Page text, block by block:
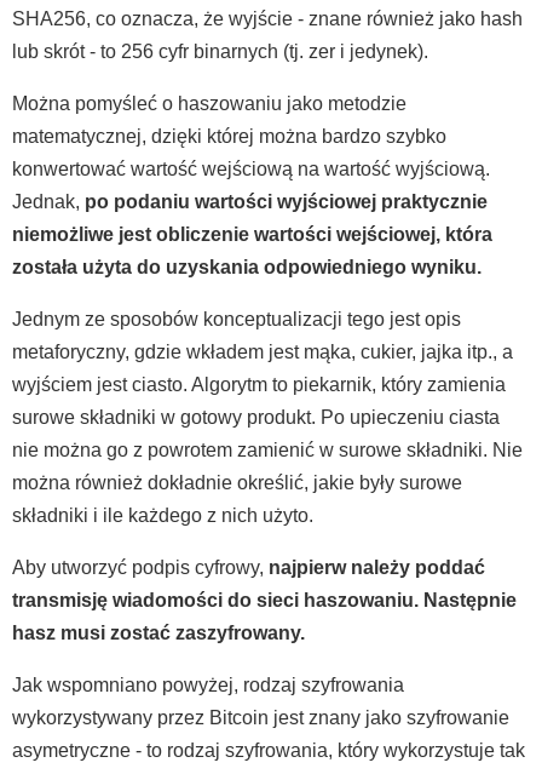
SHA256, co oznacza, że wyjście - znane również jako hash
lub skrót - to 256 cyfr binarnych (tj. zer i jedynek).
Można pomyśleć o haszowaniu jako metodzie
matematycznej, dzięki której można bardzo szybko
konwertować wartość wejściową na wartość wyjściową.
Jednak, po podaniu wartości wyjściowej praktycznie
niemożliwe jest obliczenie wartości wejściowej, która
została użyta do uzyskania odpowiedniego wyniku.
Jednym ze sposobów konceptualizacji tego jest opis
metaforyczny, gdzie wkładem jest mąka, cukier, jajka itp., a
wyjściem jest ciasto. Algorytm to piekarnik, który zamienia
surowe składniki w gotowy produkt. Po upieczeniu ciasta
nie można go z powrotem zamienić w surowe składniki. Nie
można również dokładnie określić, jakie były surowe
składniki i ile każdego z nich użyto.
Aby utworzyć podpis cyfrowy, najpierw należy poddać
transmisję wiadomości do sieci haszowaniu. Następnie
hasz musi zostać zaszyfrowany.
Jak wspomniano powyżej, rodzaj szyfrowania
wykorzystywany przez Bitcoin jest znany jako szyfrowanie
asymetryczne - to rodzaj szyfrowania, który wykorzystuje tak